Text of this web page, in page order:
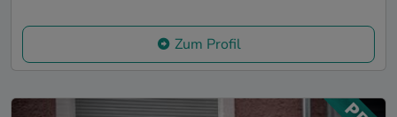
Zum Profil